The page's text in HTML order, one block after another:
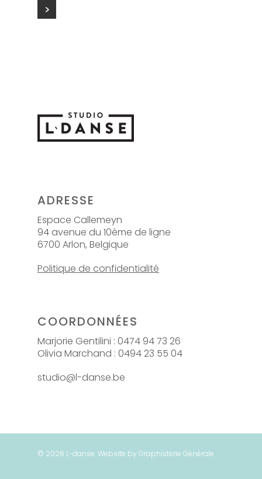
ADRESSE
Espace Callemeyn
94 avenue du 10ème de ligne
6700 Arlon, Belgique
Politique de confidentialité
COORDONNÉES
Marjorie Gentilini : 0474 94 73 26
Olivia Marchand : 0494 23 55 04
studio@l-danse.be
© 2026 L-danse. Website by Graphisterie Générale